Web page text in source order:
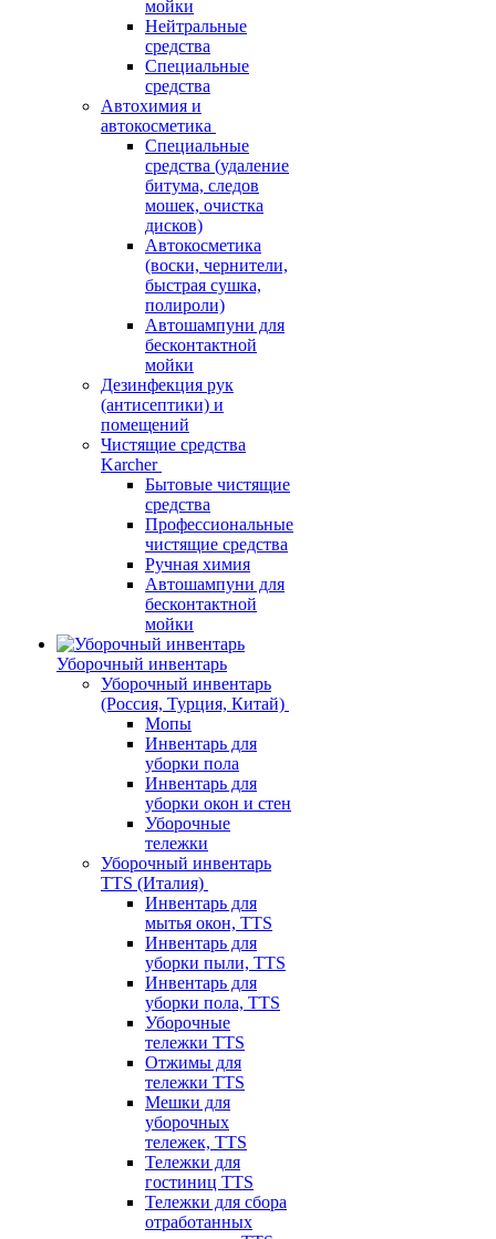
мойки
Нейтральные
средства
Специальные
средства
Автохимия и
автокосметика
Специальные
средства (удаление
битума, следов
мошек, очистка
дисков)
Автокосметика
(воски, чернители,
быстрая сушка,
полироли)
Автошампуни для
бесконтактной
мойки
Дезинфекция рук
(антисептики) и
помещений
Чистящие средства
Karcher
Бытовые чистящие
средства
Профессиональные
чистящие средства
Ручная химия
Автошампуни для
бесконтактной
мойки
Уборочный инвентарь
Уборочный инвентарь
(Россия, Турция, Китай)
Мопы
Инвентарь для
уборки пола
Инвентарь для
уборки окон и стен
Уборочные
тележки
Уборочный инвентарь
TTS (Италия)
Инвентарь для
мытья окон, TTS
Инвентарь для
уборки пыли, TTS
Инвентарь для
уборки пола, TTS
Уборочные
тележки TTS
Отжимы для
тележки TTS
Мешки для
уборочных
тележек, TTS
Тележки для
гостиниц TTS
Тележки для сбора
отработанных